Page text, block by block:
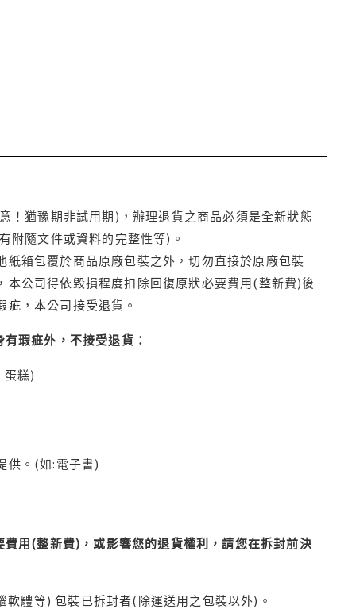
！猶豫期非試用期)，辦理退貨之商品必須是全新狀態
附隨文件或資料的完整性等)。
箱包覆於商品原廠包裝之外，切勿直接於原廠包裝
公司得依毀損程度扣除回復原狀必要費用(整新費)後
，本公司接受退貨。
瑕疵外，不接受退貨：
蛋糕)
供。(如:電子書)
用(整新費)，或影響您的退貨權利，請您在拆封前決
體等) 包裝已拆封者(除運送用之包裝以外)。